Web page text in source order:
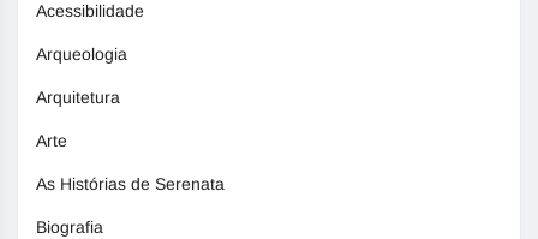
Acessibilidade
Arqueologia
Arquitetura
Arte
As Histórias de Serenata
Biografia